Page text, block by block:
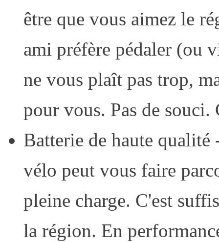
être que vous aimez le
ami préfère pédaler (ou
ne vous plaît pas trop,
pour vous. Pas de
Batterie de haute
vélo peut vous faire
pleine charge. C'est
la région. En